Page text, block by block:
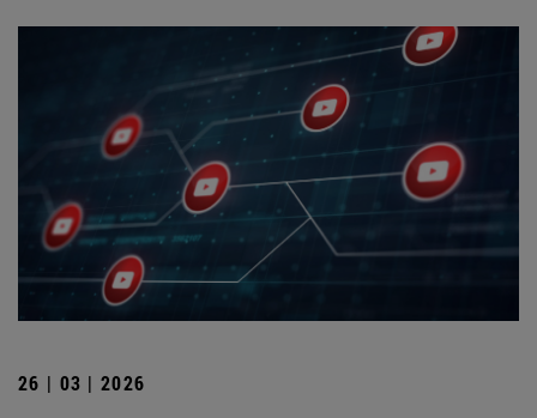
26 | 03 | 2026